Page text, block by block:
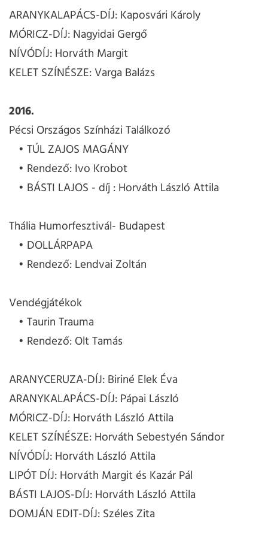
ARANYKALAPÁCS-DÍJ: Kaposvári Károly
MÓRICZ-DÍJ: Nagyidai Gergő
NÍVÓDÍJ: Horváth Margit
KELET SZÍNÉSZE: Varga Balázs
2016.
Pécsi Országos Színházi Találkozó
TÚL ZAJOS MAGÁNY
Rendező: Ivo Krobot
BÁSTI LAJOS - díj : Horváth László Attila
Thália Humorfesztivál- Budapest
DOLLÁRPAPA
Rendező: Lendvai Zoltán
Vendégjátékok
Taurin Trauma
Rendező: Olt Tamás
ARANYCERUZA-DÍJ: Biriné Elek Éva
ARANYKALAPÁCS-DÍJ: Pápai László
MÓRICZ-DÍJ: Horváth László Attila
KELET SZÍNÉSZE: Horváth Sebestyén Sándor
NÍVÓDÍJ: Horváth László Attila
LIPÓT DÍJ: Horváth Margit és Kazár Pál
BÁSTI LAJOS-DÍJ: Horváth László Attila
DOMJÁN EDIT-DÍJ: Széles Zita